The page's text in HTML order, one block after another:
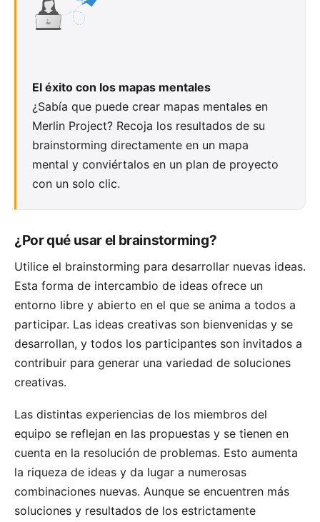
El éxito con los mapas mentales
¿Sabía que puede crear mapas mentales en
Merlin Project? Recoja los resultados de su
brainstorming directamente en un mapa
mental y conviértalos en un plan de proyecto
con un solo clic.
¿Por qué usar el brainstorming?
Utilice el brainstorming para desarrollar nuevas ideas.
Esta forma de intercambio de ideas ofrece un
entorno libre y abierto en el que se anima a todos a
participar. Las ideas creativas son bienvenidas y se
desarrollan, y todos los participantes son invitados a
contribuir para generar una variedad de soluciones
creativas.
Las distintas experiencias de los miembros del
equipo se reflejan en las propuestas y se tienen en
cuenta en la resolución de problemas. Esto aumenta
la riqueza de ideas y da lugar a numerosas
combinaciones nuevas. Aunque se encuentren más
soluciones y resultados de los estrictamente